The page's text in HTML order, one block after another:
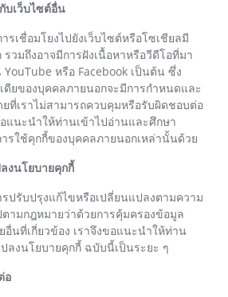
บเว็บไซต์อื่น
รเชื่อมโยงไปยังเว็บไซต์หรือโซเชียลมี
วมถึงอาจมีการฝังเนื้อหาหรือวีดีโอที่มา
YouTube หรือ Facebook เป็นต้น ซึ่ง
ดียของบุคคลภายนอกจะมีการกำหนดและ
ที่เราไม่สามารถควบคุมหรือรับผิดชอบต่อ
แนะนำให้ท่านเข้าไปอ่านและศึกษา
รใช้คุกกี้ของบุคคลภายนอกเหล่านั้นด้วย
งนโยบายคุกกี้
ปรับปรุงแก้ไขหรือเปลี่ยนแปลงตามความ
ตามกฎหมายว่าด้วยการคุ้มครองข้อมูล
นที่เกี่ยวข้อง เราจึงขอแนะนำให้ท่าน
ลงนโยบายคุกกี้ ฉบับนี้เป็นระยะ ๆ
อ